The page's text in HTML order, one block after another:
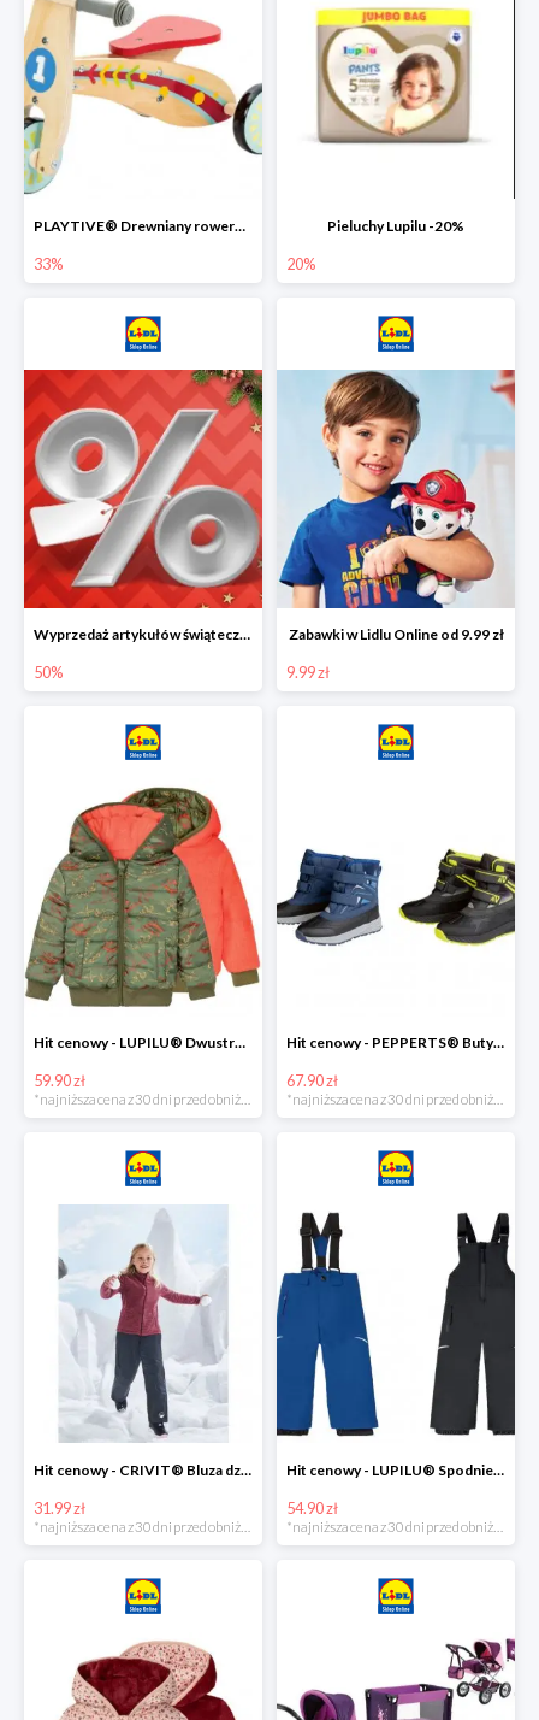
PLAYTIVE® Drewniany rowerek biegowy -33%
33%
Pieluchy Lupilu -20%
20%
Wyprzedaż artykułów świątecznych w Lidlu Online
50%
Zabawki w Lidlu Online od 9.99 zł
9.99 zł
Hit cenowy - LUPILU® Dwustronna kurtka dziecięca z polarem
59.90 zł
*najniższa cena z 30 dni przed obniżką
Hit cenowy - PEPPERTS® Buty zimowe chłopięce
67.90 zł
*najniższa cena z 30 dni przed obniżką
Hit cenowy - CRIVIT® Bluza dziewczęca z polaru
31.99 zł
Hit cenowy - LUPILU® Spodnie narciarskie chłopięce
54.90 zł